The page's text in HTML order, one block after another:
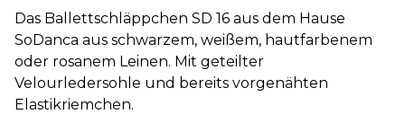
Das Ballettschläppchen SD 16 aus dem Hause
SoDanca aus schwarzem, weißem, hautfarbenem
oder rosanem Leinen. Mit geteilter
Velourledersohle und bereits vorgenähten
Elastikriemchen.